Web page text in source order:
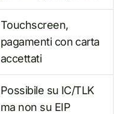
Touchscreen,
pagamenti con carta
accettati
Possibile su IC/TLK
ma non su EIP